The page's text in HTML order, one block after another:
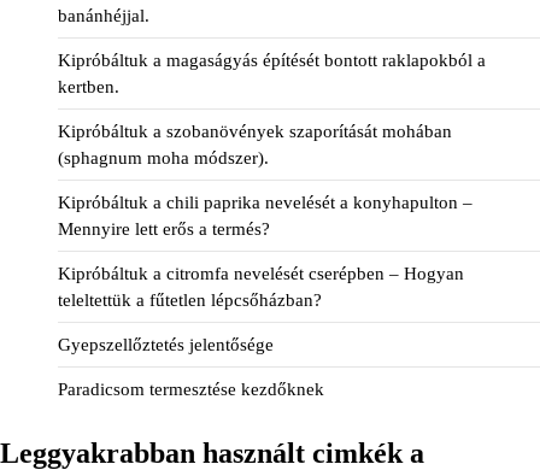
banánhéjjal.
Kipróbáltuk a magaságyás építését bontott raklapokból a
kertben.
Kipróbáltuk a szobanövények szaporítását mohában
(sphagnum moha módszer).
Kipróbáltuk a chili paprika nevelését a konyhapulton –
Mennyire lett erős a termés?
Kipróbáltuk a citromfa nevelését cserépben – Hogyan
teleltettük a fűtetlen lépcsőházban?
Gyepszellőztetés jelentősége
Paradicsom termesztése kezdőknek
Leggyakrabban használt cimkék a